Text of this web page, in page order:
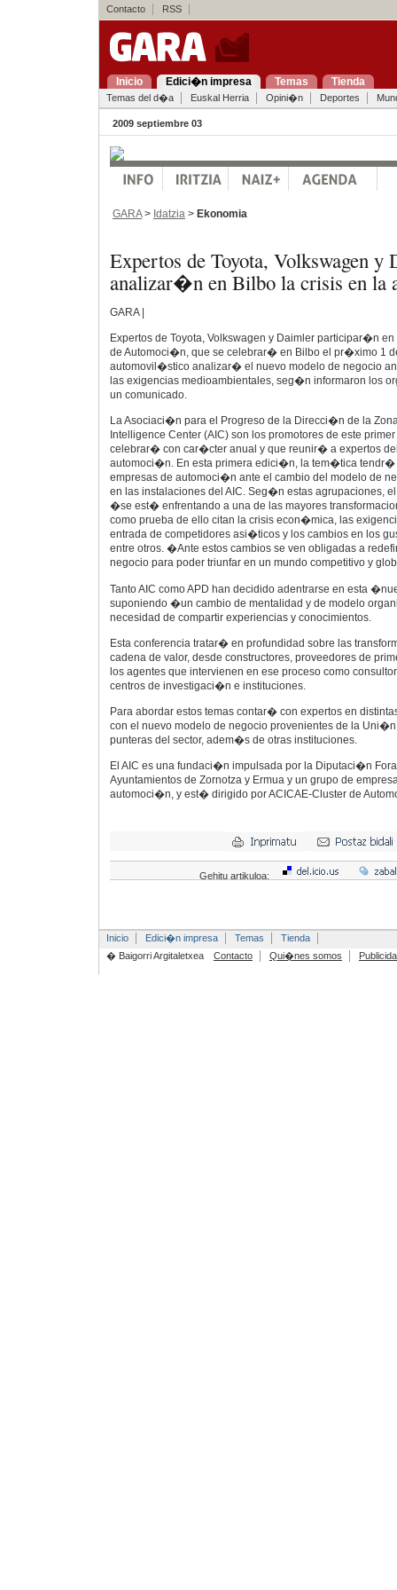
Contacto RSS
Inicio Edici�n impresa Temas Tienda
Temas del d�a Euskal Herria Opini�n Deportes
2009 septiembre 03
GARA> Idatzia > Ekonomia
Expertos de Toyota, Volkswagen y
analizar�n en Bilbo la crisis en
GARA |
Expertos de Toyota, Volkswagen y Daimler participar�n
de Automoci�n, que se celebrar� en Bilbo el pr�ximo 1
automovil�stico analizar� el nuevo modelo de negocio
las exigencias medioambientales, seg�n informaron los
un comunicado.
La Asociaci�n para el Progreso de la Direcci�n de la
Intelligence Center (AIC) son los promotores de este
celebrar� con car�cter anual y que reunir� a expertos
automoci�n. En esta primera edici�n, la tem�tica
empresas de automoci�n ante el cambio del modelo de
en las instalaciones del AIC. Seg�n estas agrupaciones,
�se est� enfrentando a una de las mayores
como prueba de ello citan la crisis econ�mica, las
entrada de competidores asi�ticos y los cambios en los
entre otros. �Ante estos cambios se ven obligadas a
negocio para poder triunfar en un mundo competitivo y
Tanto AIC como APD han decidido adentrarse en esta
suponiendo �un cambio de mentalidad y de modelo
necesidad de compartir experiencias y conocimientos.
Esta conferencia tratar� en profundidad sobre las
cadena de valor, desde constructores, proveedores de
los agentes que intervienen en ese proceso como
centros de investigaci�n e instituciones.
Para abordar estos temas contar� con expertos en
con el nuevo modelo de negocio provenientes de la
punteras del sector, adem�s de otras instituciones.
El AIC es una fundaci�n impulsada por la Diputaci�n
Ayuntamientos de Zornotza y Ermua y un grupo de
automoci�n, y est� dirigido por ACICAE-Cluster de
Gehitu artikuloa:
Inicio Edici�n impresa Temas
Tienda
� Baigorri Argitaletxea
Contacto Qui�nes somos